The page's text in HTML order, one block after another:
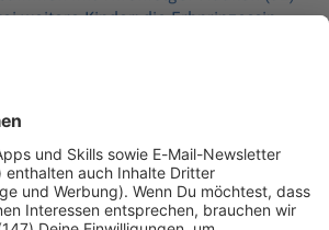
weitere Kinder: die Erbprinzessin
und den Prinzen Sverre Magnus (20).
Königsfamilie, trägt aber keinen
auch kein offizielles Mitglied des